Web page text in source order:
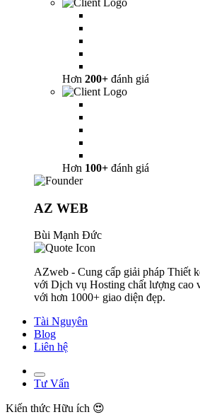
Hơn 200+ đánh giá
Hơn 100+ đánh giá
AZ WEB
Bùi Mạnh Đức
AZweb - Cung cấp giải pháp Thiết
với Dịch vụ Hosting chất lượng cao
với hơn 1000+ giao diện đẹp.
Tài Nguyên
Blog
Liên hệ
Tư Vấn
Kiến thức Hữu ích 😍